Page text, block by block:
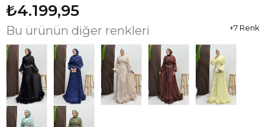
₺4.199,95
Bu ürünün diğer renkleri +7 Renk